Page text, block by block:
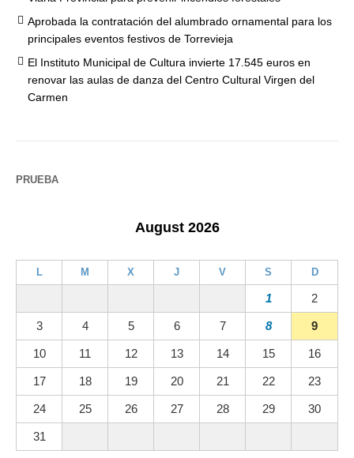
Aprobada la contratación del alumbrado ornamental para los
principales eventos festivos de Torrevieja
El Instituto Municipal de Cultura invierte 17.545 euros en
renovar las aulas de danza del Centro Cultural Virgen del
Carmen
PRUEBA
August 2026
L M X J V S D
1 2
3 4 5 6 7 8 9
10 11 12 13 14 15 16
17 18 19 20 21 22 23
24 25 26 27 28 29 30
31